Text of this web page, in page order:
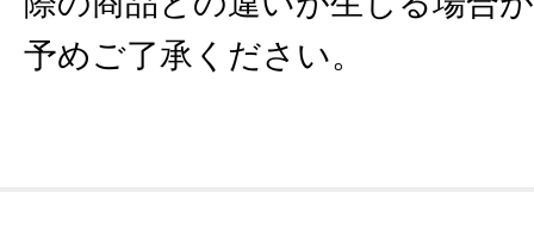
予めご了承ください。